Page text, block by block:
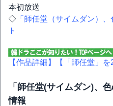
本初放送
◇ 「師任堂（サイムダン）
ト
【作品詳細】 【「師任堂」を
「師任堂(サイムダン)、
情報